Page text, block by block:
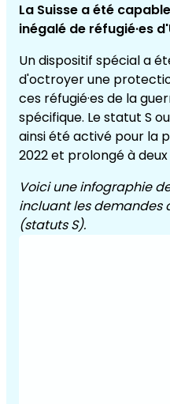
La Suisse a été
inégalé de réfugié·es
Un dispositif spécial a
d'octroyer une
ces réfugié·es de la
spécifique. Le statut S
ainsi été activé pour la
2022 et prolongé à
Voici une infographie
incluant les demandes
(statuts S).